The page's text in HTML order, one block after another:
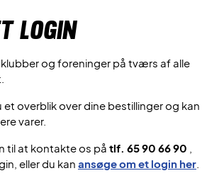
login
og foreninger på tværs af alle
et overblik over dine bestillinger og kan
varer.
til at kontakte os på tlf. 65 90 66 90
eller du kan ansøge om et login her